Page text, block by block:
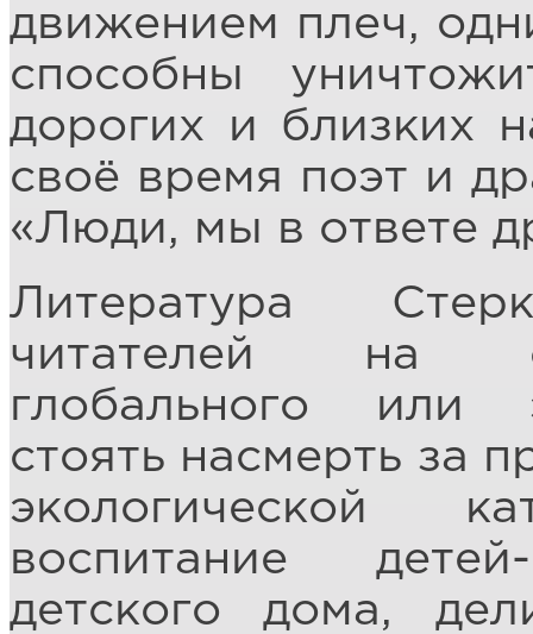
движением плеч,
способны
дорогих и близких
своё время поэт и
«Люди, мы в ответе
Литература
читателей на
глобального или
стоять насмерть за
экологической
воспитание
детского дома,